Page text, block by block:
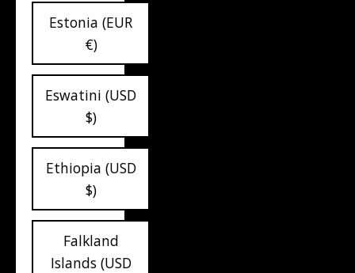
Estonia (EUR
€)
Eswatini (USD
$)
Ethiopia (USD
$)
Falkland
Islands (USD